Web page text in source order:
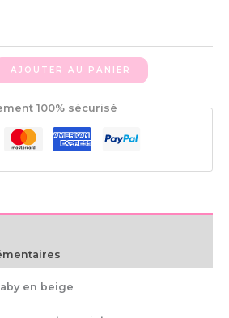
AJOUTER AU PANIER
100% sécurisé
en beige